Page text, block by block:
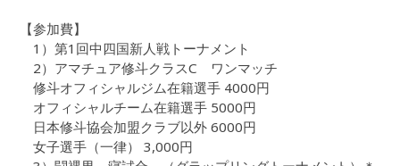
【参加費】
1）第1回中四国新人戦トーナメント
2）アマチュア修斗クラスC ワンマッチ
修斗オフィシャルジム在籍選手 4000円
オフィシャルチーム在籍選手 5000円
日本修斗協会加盟クラブ以外 6000円
女子選手（一律） 3,000円